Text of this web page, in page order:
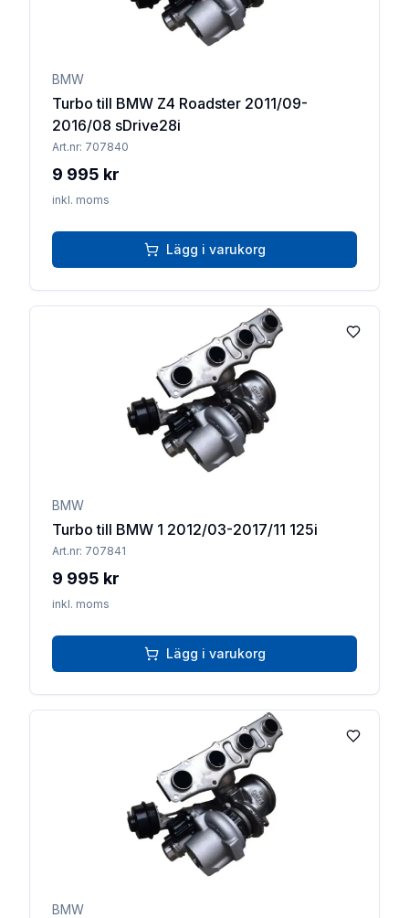
BMW
Turbo till BMW Z4 Roadster 2011/09-
2016/08 sDrive28i
Art.nr: 707840
9 995 kr
inkl. moms
Lägg i varukorg
Lägg till
BMW
Turbo till BMW 1 2012/03-2017/11 125i
Art.nr: 707841
9 995 kr
inkl. moms
Lägg i varukorg
Lägg till
BMW